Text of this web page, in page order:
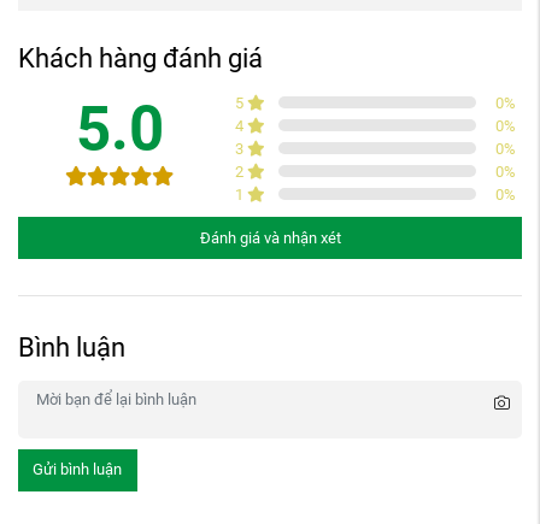
Khách hàng đánh giá
5.0 5 0%
4
0%
3
0%
2
0%
1
0%
Đánh giá và nhận xét
Bình luận
Gửi bình luận